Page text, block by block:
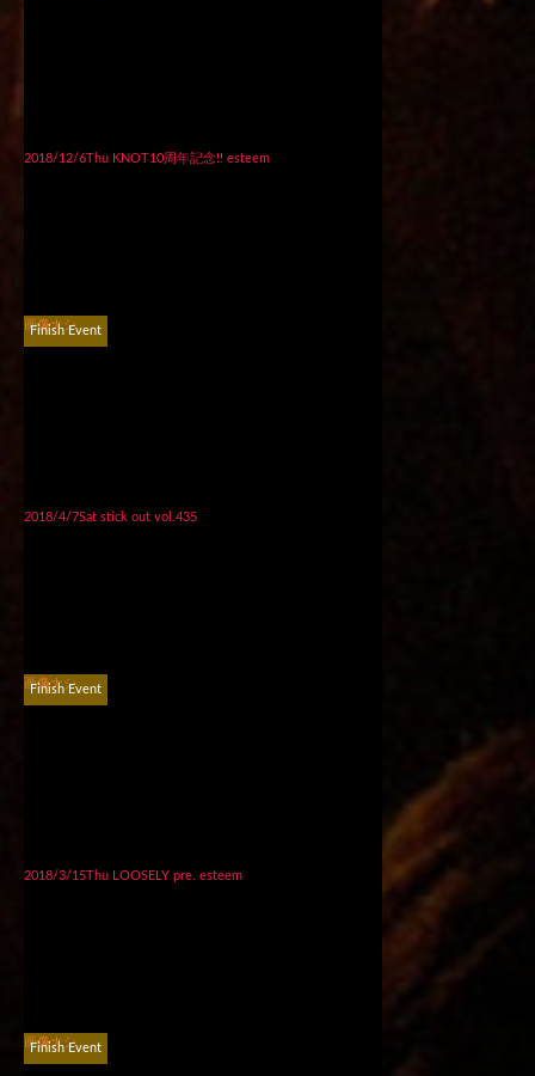
2018/12/6Thu KNOT10周年記念!! esteem
画像ナシ
Finish Event
2018/4/7Sat stick out vol.435
画像ナシ
Finish Event
2018/3/15Thu LOOSELY pre. esteem
画像ナシ
Finish Event